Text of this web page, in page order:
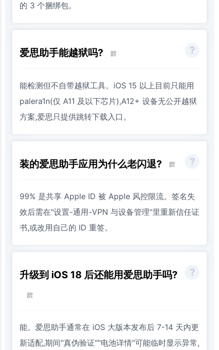
的 3 个捆绑包。
爱思助手能越狱吗?
能检测但不自带越狱工具。iOS 15 以上目前只能用
palera1n(仅 A11 及以下芯片),A12+ 设备无公开越狱
方案,爱思只提供跳转下载入口。
装的爱思助手应用为什么老闪退?
99% 是共享 Apple ID 被 Apple 风控限流。签名失
效后需在"设置-通用-VPN 与设备管理"里重新信任证
书,或改用自己的 ID 重签。
升级到 iOS 18 后还能用爱思助手吗?
能。爱思助手通常在 iOS 大版本发布后 7-14 天内更
新适配,期间"真伪验证""电池详情"可能临时显示异常,